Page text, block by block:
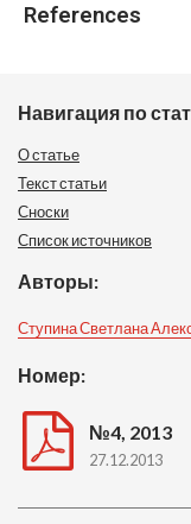
Навигация по
О статье
Текст статьи
Сноски
Список источников
Авторы:
Ступина Светлана
Номер:
№4, 2013
27.12.2013
References